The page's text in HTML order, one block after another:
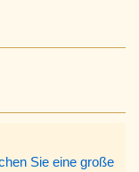
Sie eine große